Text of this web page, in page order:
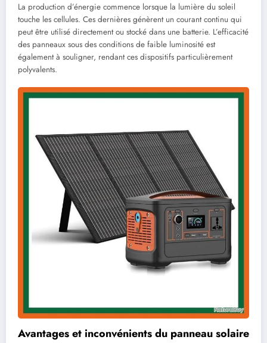
La production d’énergie commence lorsque la lumière du soleil
touche les cellules. Ces dernières génèrent un courant continu qui
peut être utilisé directement ou stocké dans une batterie. L’efficacité
des panneaux sous des conditions de faible luminosité est
également à souligner, rendant ces dispositifs particulièrement
polyvalents.
Avantages et inconvénients du panneau solaire